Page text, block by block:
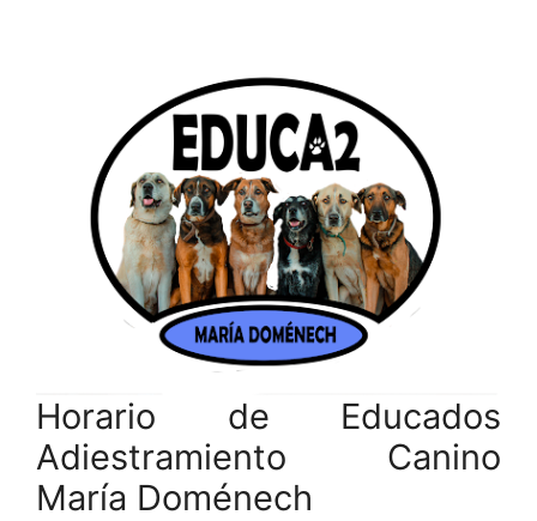
Horario de Educados
Adiestramiento Canino
María Doménech